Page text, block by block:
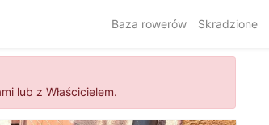
Baza rowerów Skradzione
lub z Właścicielem.